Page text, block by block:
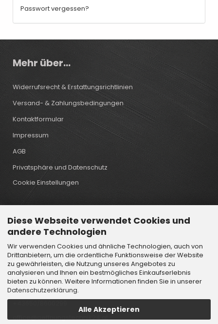
Diese Webseite verwendet Cookies und
andere Technologien
Wir verwenden Cookies und ähnliche Technologien, auch von
Drittanbietern, um die ordentliche Funktionsweise der Website
zu gewährleisten, die Nutzung unseres Angebotes zu
analysieren und Ihnen ein bestmögliches Einkaufserlebnis
bieten zu können. Weitere Informationen finden Sie in unserer
Datenschutzerklärung.
Alle Akzeptieren
Passwort vergessen?
Mehr über...
Widerrufsrecht & Erstattungsrichtlinien
Versand- & Zahlungsbedingungen
Kontaktformular
Impressum
AGB
Privatsphäre und Datenschutz
Cookie Einstellungen
Kontakt
Öffnungstechnik Lindtner GmbH
Wattenbachgasse 6
6112 Wattens
Österreich
office@oeffnungstechnik24.at